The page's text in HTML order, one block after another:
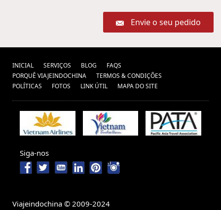
Envie o seu pedido
INICIAL SERVIÇOS BLOG
FAQS
PORQUÊ VIAJEINDOCHINA
TERMOS & CONDIÇÕES
POLÍTICAS
FOTOS LINK ÚTIL MAPA DO SITE
Siga-nos
Viajeindochina © 2009-2024